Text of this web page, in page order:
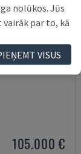
105.000 €
nolūkos. Jūs
par to, kā
VISUS